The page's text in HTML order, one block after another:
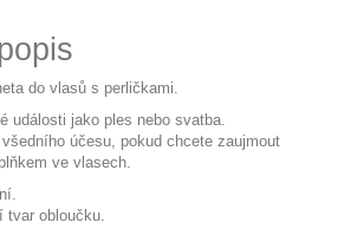
do vlasů s perličkami.
události jako ples nebo svatba.
účesu, pokud chcete zaujmout
ve vlasech.
tvar obloučku.